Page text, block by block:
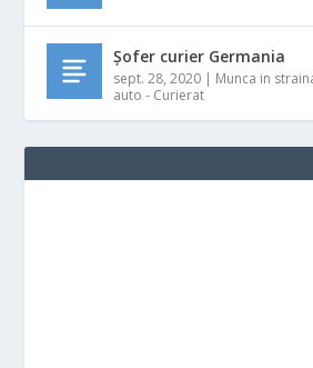
Șofer curier Germania
sept. 28, 2020 | Munca in
auto - Curierat